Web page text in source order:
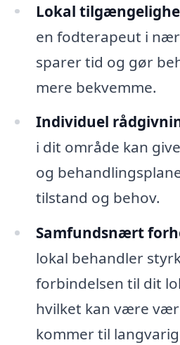
Lokal
en fodterapeut i
sparer tid og gør
mere bekvemme.
Individuel
i dit område kan
og
tilstand og behov.
Samfundsnært
lokal behandler
forbindelsen til dit
hvilket kan være
kommer til